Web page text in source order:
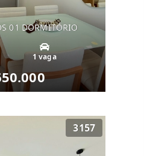
01 DORMITÓRIO
1 vaga
3157